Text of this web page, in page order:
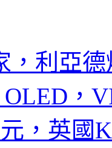
，利亞
，
，英國